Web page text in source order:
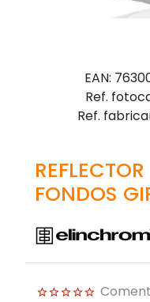
EAN:
Ref.
Ref.
FONDOS